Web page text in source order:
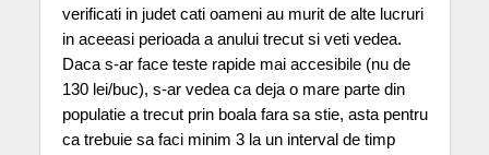
verificati in judet cati oameni au murit de alte lucruri
in aceeasi perioada a anului trecut si veti vedea.
Daca s-ar face teste rapide mai accesibile (nu de
130 lei/buc), s-ar vedea ca deja o mare parte din
populatie a trecut prin boala fara sa stie, asta pentru
ca trebuie sa faci minim 3 la un interval de timp